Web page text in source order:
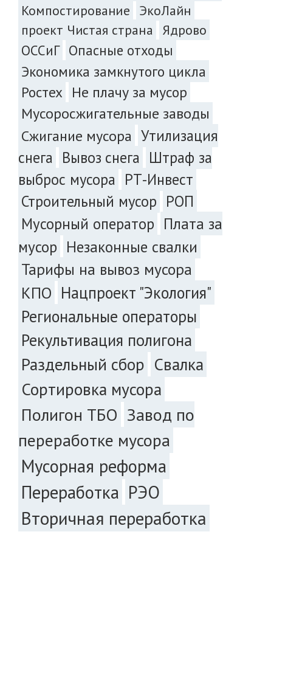
Компостирование
ЭкоЛайн
проект Чистая страна
Ядрово
ОССиГ Опасные отходы
Экономика замкнутого цикла
Ростех Не плачу за мусор
Мусоросжигательные заводы
Сжигание мусора Утилизация
снега Вывоз снега Штраф за
выброс мусора РТ-Инвест
Строительный мусор РОП
Мусорный оператор Плата за
мусор Незаконные свалки
Тарифы на вывоз мусора
КПО Нацпроект "Экология"
Региональные операторы
Рекультивация полигона
Раздельный сбор Свалка
Сортировка мусора
Полигон ТБО Завод по
переработке мусора
Мусорная реформа
Переработка РЭО
Вторичная переработка